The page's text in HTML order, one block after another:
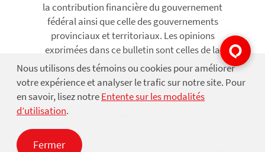
la contribution financière du gouvernement
fédéral ainsi que celle des gouvernements
provinciaux et territoriaux. Les opinions
exprimées dans ce bulletin sont celles de la
Société et ne reflètent pas nécessairement
celles des gouvernements.
© 2026 La Société canadienne du sang. Tous droits
Use
of
personal
data
and
Nous utilisons des témoins ou cookies pour améliorer
votre expérience et analyser le trafic sur notre site. Pour
en savoir, lisez notreEntente sur les modalités
d’utilisation.
Fermer